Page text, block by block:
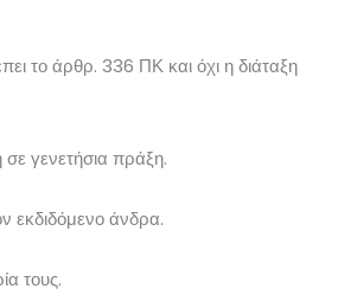
το άρθρ. 336 ΠΚ και όχι η διάταξη
γενετήσια πράξη.
εκδιδόμενο άνδρα.
τους.